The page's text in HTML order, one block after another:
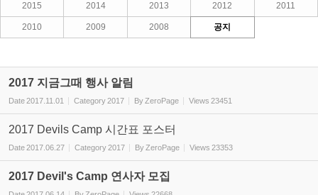
2015 2014 2013 2012 2011
2010 2009 2008 공지
2017 지금그때 행사 알림
Date2017.11.01 Category2017 By ZeroPage Views 23451
2017 Devils Camp 시간표 포스터
Date2017.06.27 Category2017 By ZeroPage Views 23353
2017 Devil's Camp 연사자 모집